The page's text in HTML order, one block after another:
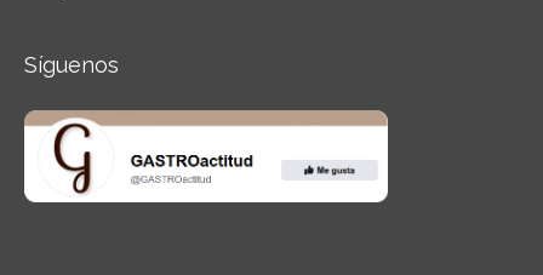
Síguenos